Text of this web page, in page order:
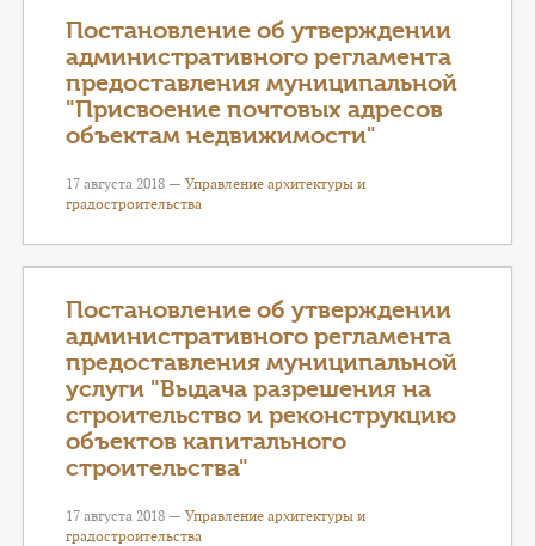
Постановление об утверждении
административного регламента
предоставления муниципальной
"Присвоение почтовых адресов
объектам недвижимости"
17 августа 2018 — Управление архитектуры и
градостроительства
Постановление об утверждении
административного регламента
предоставления муниципальной
услуги "Выдача разрешения на
строительство и реконструкцию
объектов капитального
строительства"
17 августа 2018 — Управление архитектуры и
градостроительства